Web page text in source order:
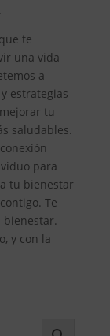
te
una vida
a
estrategias
tu
saludables.
para
tu bienestar
Te
y con la